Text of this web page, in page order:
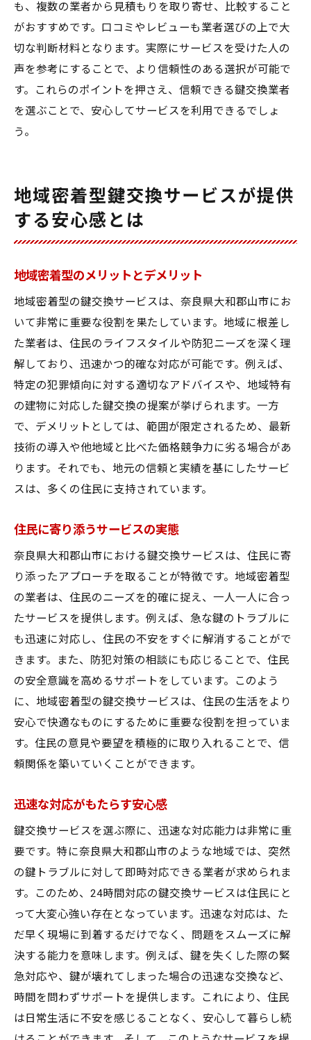
も、複数の業者から見積もりを取り寄せ、比較すること
がおすすめです。口コミやレビューも業者選びの上で大
切な判断材料となります。実際にサービスを受けた人の
声を参考にすることで、より信頼性のある選択が可能で
す。これらのポイントを押さえ、信頼できる鍵交換業者
を選ぶことで、安心してサービスを利用できるでしょ
う。
地域密着型鍵交換サービスが提供
する安心感とは
地域密着型のメリットとデメリット
地域密着型の鍵交換サービスは、奈良県大和郡山市にお
いて非常に重要な役割を果たしています。地域に根差し
た業者は、住民のライフスタイルや防犯ニーズを深く理
解しており、迅速かつ的確な対応が可能です。例えば、
特定の犯罪傾向に対する適切なアドバイスや、地域特有
の建物に対応した鍵交換の提案が挙げられます。一方
で、デメリットとしては、範囲が限定されるため、最新
技術の導入や他地域と比べた価格競争力に劣る場合があ
ります。それでも、地元の信頼と実績を基にしたサービ
スは、多くの住民に支持されています。
住民に寄り添うサービスの実態
奈良県大和郡山市における鍵交換サービスは、住民に寄
り添ったアプローチを取ることが特徴です。地域密着型
の業者は、住民のニーズを的確に捉え、一人一人に合っ
たサービスを提供します。例えば、急な鍵のトラブルに
も迅速に対応し、住民の不安をすぐに解消することがで
きます。また、防犯対策の相談にも応じることで、住民
の安全意識を高めるサポートをしています。このよう
に、地域密着型の鍵交換サービスは、住民の生活をより
安心で快適なものにするために重要な役割を担っていま
す。住民の意見や要望を積極的に取り入れることで、信
頼関係を築いていくことができます。
迅速な対応がもたらす安心感
鍵交換サービスを選ぶ際に、迅速な対応能力は非常に重
要です。特に奈良県大和郡山市のような地域では、突然
の鍵トラブルに対して即時対応できる業者が求められま
す。このため、24時間対応の鍵交換サービスは住民にと
って大変心強い存在となっています。迅速な対応は、た
だ早く現場に到着するだけでなく、問題をスムーズに解
決する能力を意味します。例えば、鍵を失くした際の緊
急対応や、鍵が壊れてしまった場合の迅速な交換など、
時間を問わずサポートを提供します。これにより、住民
は日常生活に不安を感じることなく、安心して暮らし続